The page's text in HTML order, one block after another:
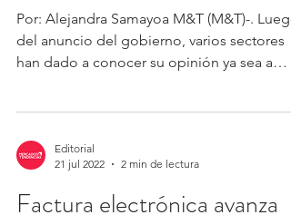
Por: Alejandra Samayoa M&T (M&T)-. Luego
del anuncio del gobierno, varios sectores
han dado a conocer su opinión ya sea a
Editorial
21 jul 2022
2 min de lectura
Factura electrónica avanza